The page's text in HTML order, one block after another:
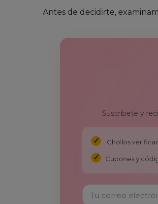
Antes de decidirte,
Suscríbete y
Chollos
Cupones y